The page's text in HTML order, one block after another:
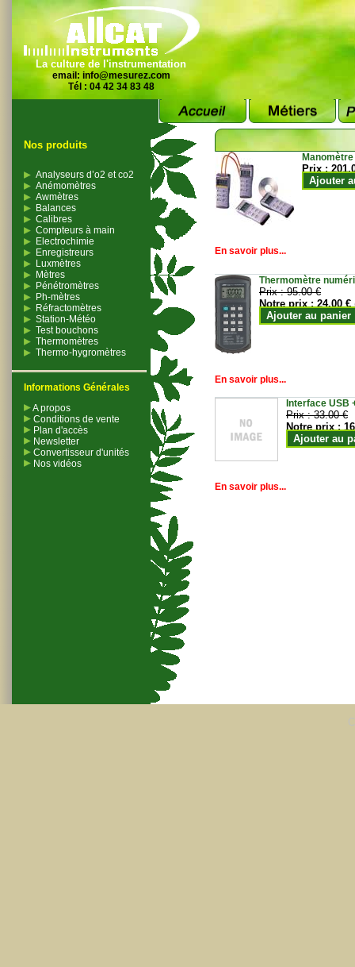
La culture de l'instrumentation
email: info@mesurez.com
Tél : 04 42 34 83 48
Nos produits
Analyseurs d’o2 et co2
Anémomètres
Awmètres
Balances
Calibres
Compteurs à main
Electrochimie
Enregistreurs
Luxmètres
Mètres
Pénétromètres
Ph-mètres
Réfractomètres
Station-Météo
Test bouchons
Thermomètres
Thermo-hygromètres
Informations Générales
A propos
Conditions de vente
Plan d'accès
Newsletter
Convertisseur d'unités
Nos vidéos
Prix :
Ajouter
En savoir plus...
Thermomètre
Prix :95.00 €
Notre prix :24.00 €
Ajouter au panier
En savoir plus...
Interface USB
Prix :33.00 €
Notre prix :
Ajouter au
En savoir plus...